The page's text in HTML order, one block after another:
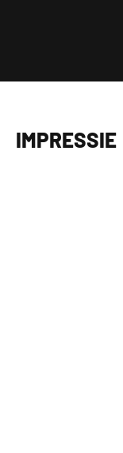
IMPRESSIE